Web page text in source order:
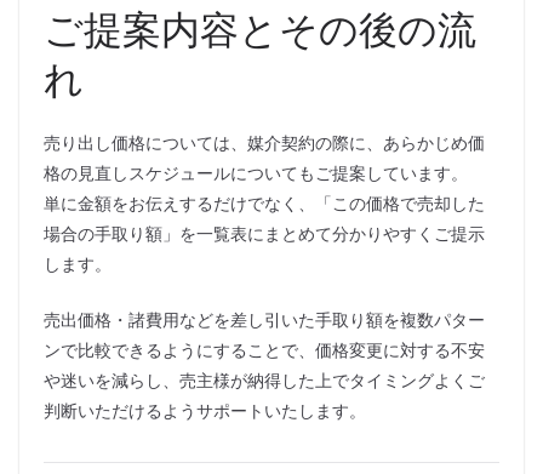
ご提案内容とその後の流
れ
売り出し価格については、媒介契約の際に、あらかじめ価
格の見直しスケジュールについてもご提案しています。
単に金額をお伝えするだけでなく、「この価格で売却した
場合の手取り額」を一覧表にまとめて分かりやすくご提示
します。
売出価格・諸費用などを差し引いた手取り額を複数パター
ンで比較できるようにすることで、価格変更に対する不安
や迷いを減らし、売主様が納得した上でタイミングよくご
判断いただけるようサポートいたします。